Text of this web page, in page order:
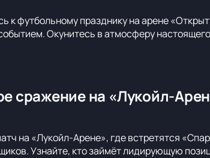
к футбольному празднику на арене
Окунитесь в атмосферу
сражение на «Лукойл-
на «Лукойл-Арене», где встретятся
Узнайте, кто займёт лидирующую